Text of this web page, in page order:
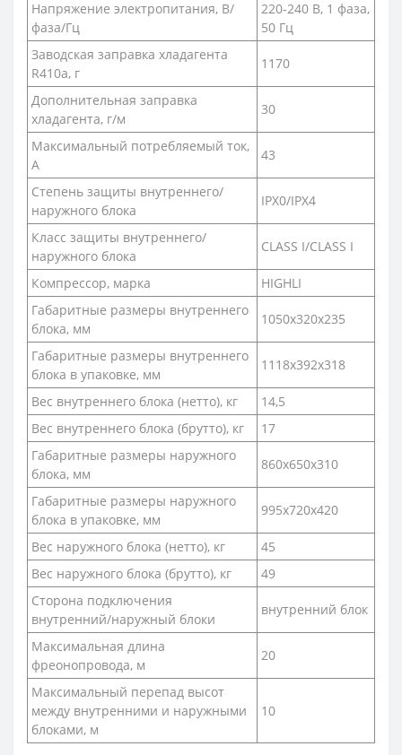
Напряжение электропитания, В/
фаза/Гц
220-240 В, 1 фаза,
50 Гц
Заводская заправка хладагента
R410a, г
1170
Дополнительная заправка
хладагента, г/м
30
Максимальный потребляемый ток,
А
43
Степень защиты внутреннего/
наружного блока
IPX0/IPX4
Класс защиты внутреннего/
наружного блока
CLASS I/CLASS I
Компрессор, марка
HIGHLI
Габаритные размеры внутреннего
блока, мм
1050x320x235
Габаритные размеры внутреннего
блока в упаковке, мм
1118x392x318
Вес внутреннего блока (нетто), кг
14,5
Вес внутреннего блока (брутто), кг
17
Габаритные размеры наружного
блока, мм
860x650x310
Габаритные размеры наружного
блока в упаковке, мм
995x720x420
Вес наружного блока (нетто), кг
45
Вес наружного блока (брутто), кг
49
Сторона подключения
внутренний/наружный блоки
внутренний блок
Максимальная длина
фреонопровода, м
20
Максимальный перепад высот
между внутренними и наружными
блоками, м
10